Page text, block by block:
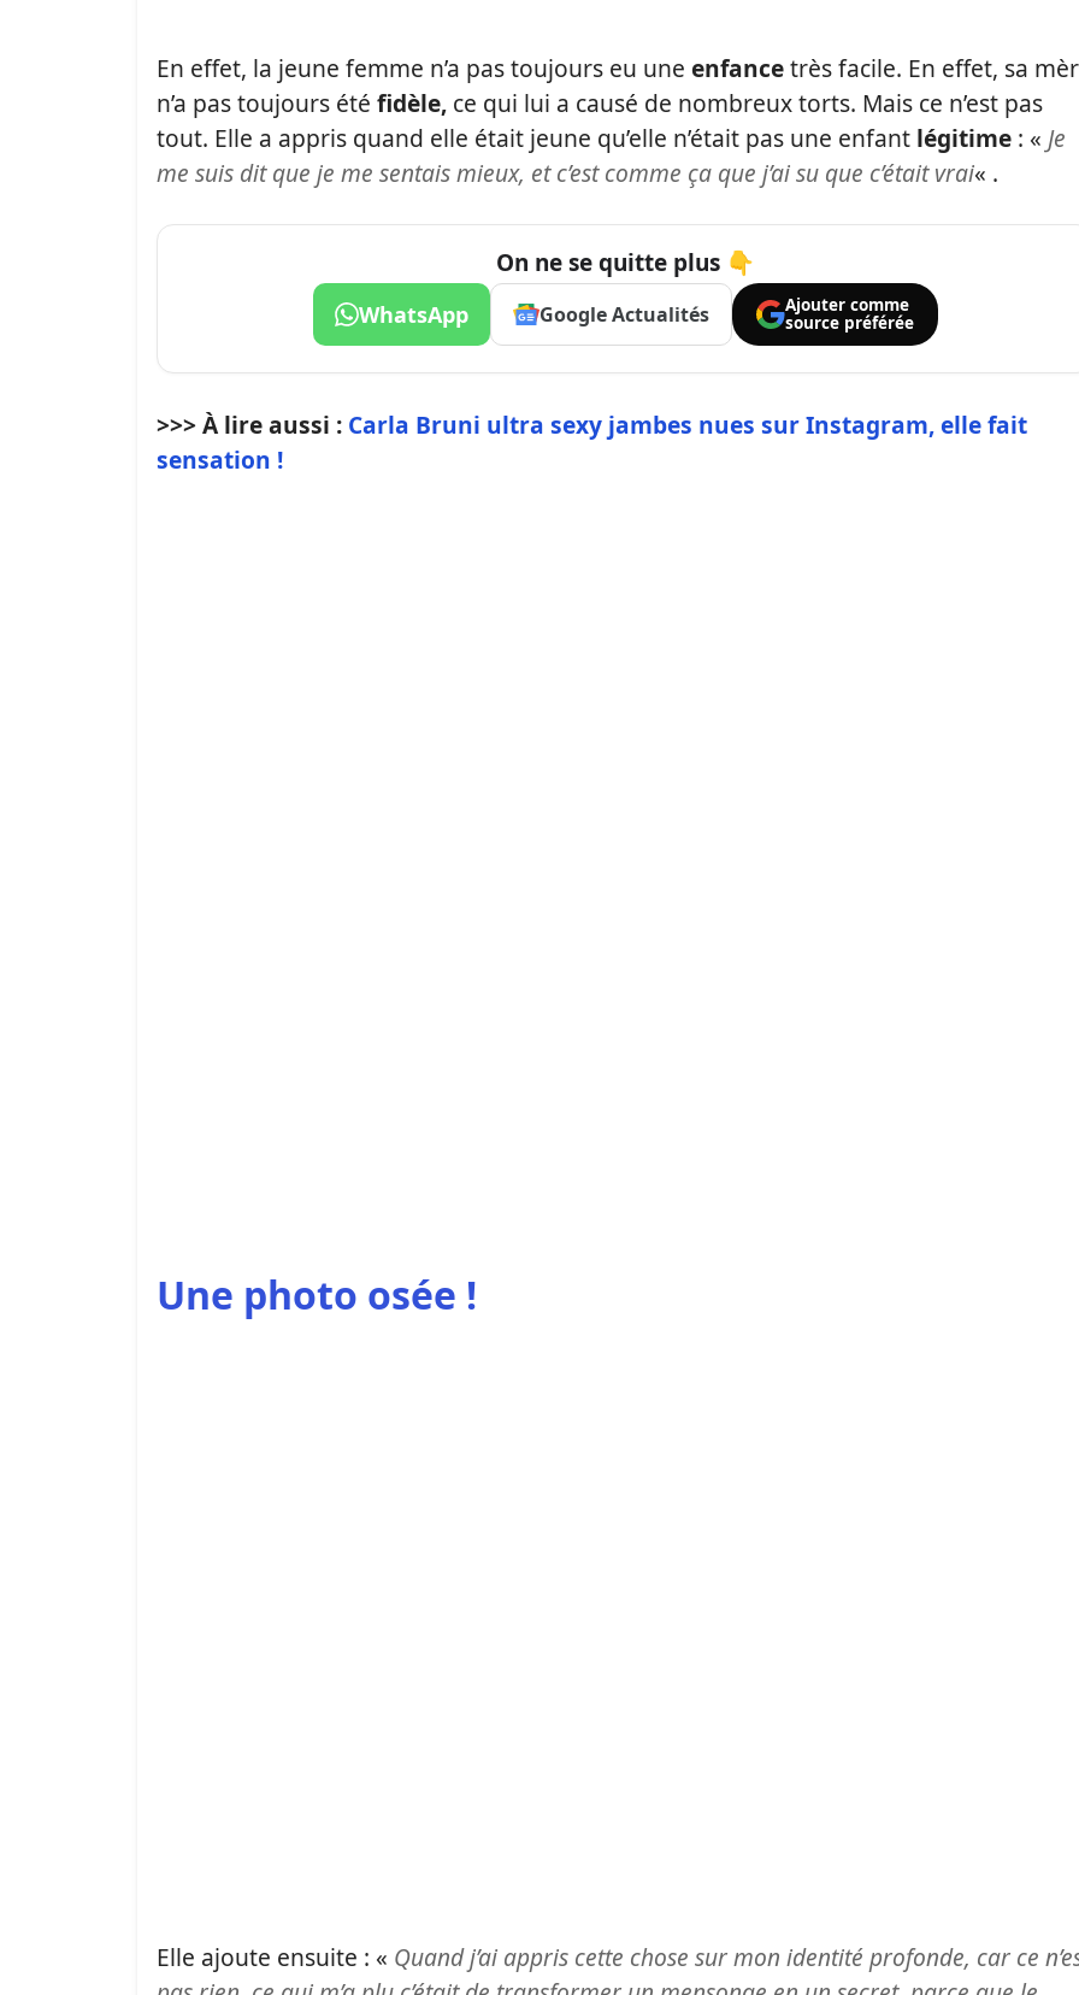
En effet, la jeune femme n’a pas toujours eu une enfancetrès facile. En effet, sa
n’a pas toujours été fidèle, ce qui lui a causé de nombreux torts. Mais ce n’est pas
tout. Elle a appris quand elle était jeune qu’elle n’était pas une enfant légitime : « Je
me suis dit que je me sentais mieux, et c’est comme ça que j’ai su que c’était vrai« .
On ne se quitte plus 👇
WhatsApp Google Actualités
Ajouter comme
source préférée
>>> À lire aussi : Carla Bruni ultra sexy jambes nues sur Instagram, elle fait
sensation !
Une photo osée !
Elle ajoute ensuite : « Quand j’ai appris cette chose sur mon identité profonde, car ce